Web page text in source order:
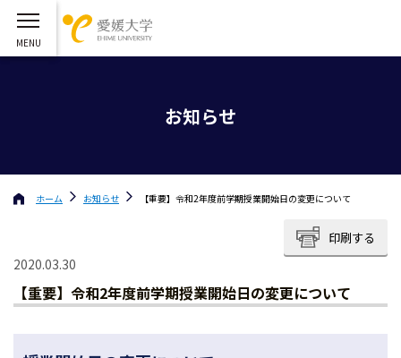
お知らせ
ホーム お知らせ 【重要】令和2年度前学期授業開始日の変更について
印刷する
2020.03.30
【重要】令和2年度前学期授業開始日の変更について